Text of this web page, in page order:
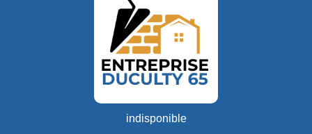
indisponible